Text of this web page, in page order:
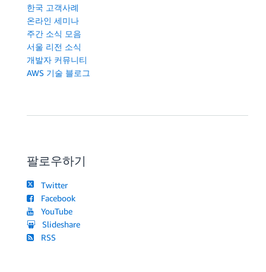
한국 고객사례
온라인 세미나
주간 소식 모음
서울 리전 소식
개발자 커뮤니티
AWS 기술 블로그
팔로우하기
Twitter
Facebook
YouTube
Slideshare
RSS